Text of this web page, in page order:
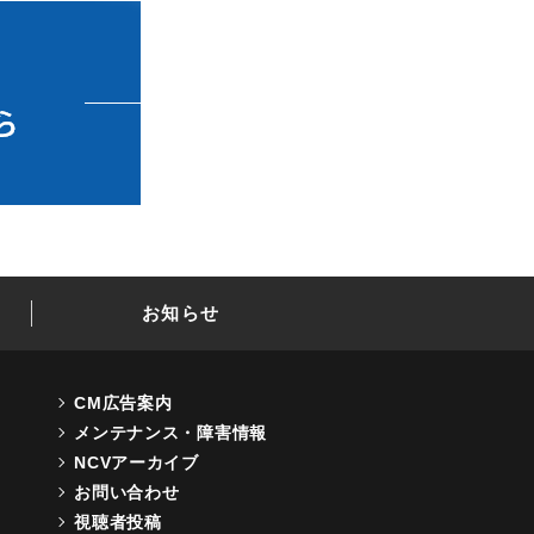
お知らせ
CM広告案内
メンテナンス・障害情報
NCVアーカイブ
お問い合わせ
視聴者投稿